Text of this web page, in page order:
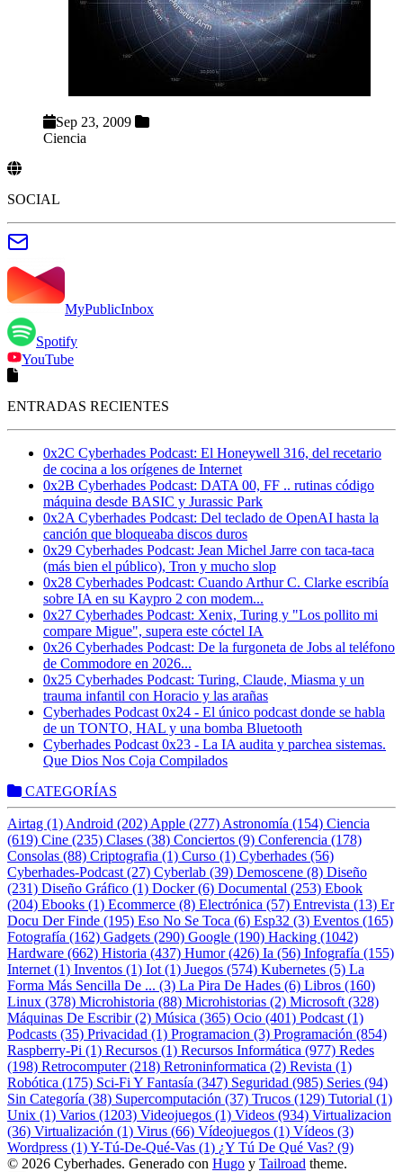
Sep 23, 2009
Ciencia
SOCIAL
MyPublicInbox
Spotify
YouTube
ENTRADAS RECIENTES
0x2C Cyberhades Podcast: El Honeywell 316, del recetario
de cocina a los orígenes de Internet
0x2B Cyberhades Podcast: DATA 00, FF .. rutinas código
máquina desde BASIC y Jurassic Park
0x2A Cyberhades Podcast: Del teclado de OpenAI hasta la
canción que bloqueaba discos duros
0x29 Cyberhades Podcast: Jean Michel Jarre con taca-taca
(más bien el público), Tron y mucho slop
0x28 Cyberhades Podcast: Cuando Arthur C. Clarke escribía
sobre IA en su Kaypro 2 con modem...
0x27 Cyberhades Podcast: Xenix, Turing y "Los pollito mi
compare Migue", supera este cóctel IA
0x26 Cyberhades Podcast: De la furgoneta de Jobs al teléfono
de Commodore en 2026...
0x25 Cyberhades Podcast: Turing, Claude, Miasma y un
trauma infantil con Horacio y las arañas
Cyberhades Podcast 0x24 - El único podcast donde se habla
de un TONTO, HAL y una bomba Bluetooth
Cyberhades Podcast 0x23 - La IA audita y parchea sistemas.
Que Dios Nos Coja Compilados
CATEGORÍAS
Airtag (1) Android (202) Apple (277) Astronomía (154) Ciencia
(619) Cine (235) Clases (38) Conciertos (9) Conferencia (178)
Consolas (88) Criptografia (1) Curso (1) Cyberhades (56)
Cyberhades-Podcast (27) Cyberlab (39) Demoscene (8) Diseño
(231) Diseño Gráfico (1) Docker (6) Documental (253) Ebook
(204) Ebooks (1) Ecommerce (8) Electrónica (57) Entrevista (13) Er
Docu Der Finde (195) Eso No Se Toca (6) Esp32 (3) Eventos (165)
Fotografía (162) Gadgets (290) Google (190) Hacking (1042)
Hardware (662) Historia (437) Humor (426) Ia (56) Infografía (155)
Internet (1) Inventos (1) Iot (1) Juegos (574) Kubernetes (5) La
Forma Más Sencilla De ... (3) La Pira De Hades (6) Libros (160)
Linux (378) Microhistoria (88) Microhistorias (2) Microsoft (328)
Máquinas De Escribir (2) Música (365) Ocio (401) Podcast (1)
Podcasts (35) Privacidad (1) Programacion (3) Programación (854)
Raspberry-Pi (1) Recursos (1) Recursos Informática (977) Redes
(198) Retrocomputer (218) Retroninformatica (2) Revista (1)
Robótica (175) Sci-Fi Y Fantasía (347) Seguridad (985) Series (94)
Sin Categoría (38) Supercomputación (37) Trucos (129) Tutorial (1)
Unix (1) Varios (1203) Videojuegos (1) Videos (934) Virtualizacion
(36) Virtualización (1) Virus (66) Vídeojuegos (1) Vídeos (3)
Wordpress (1)Y-Tú-De-Qué-Vas (1) ¿Y Tú De Qué Vas? (9)
© 2026 Cyberhades. Generado con Hugo y Tailroad theme.